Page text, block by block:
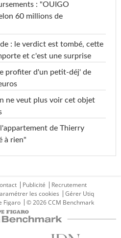
: "OUIGO
60 millions de
: le verdict est tombé, cette
et c'est une surprise
profiter d'un petit-déj' de
ne veut plus voir cet objet
de Thierry
à rien"
Publicité
Recrutement
les cookies
Gérer Utiq
Figaro © 2026 CCM Benchmark